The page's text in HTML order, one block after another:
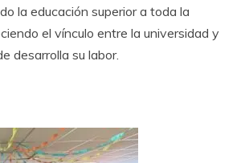
la educación superior a toda la
el vínculo entre la universidad y
desarrolla su labor.